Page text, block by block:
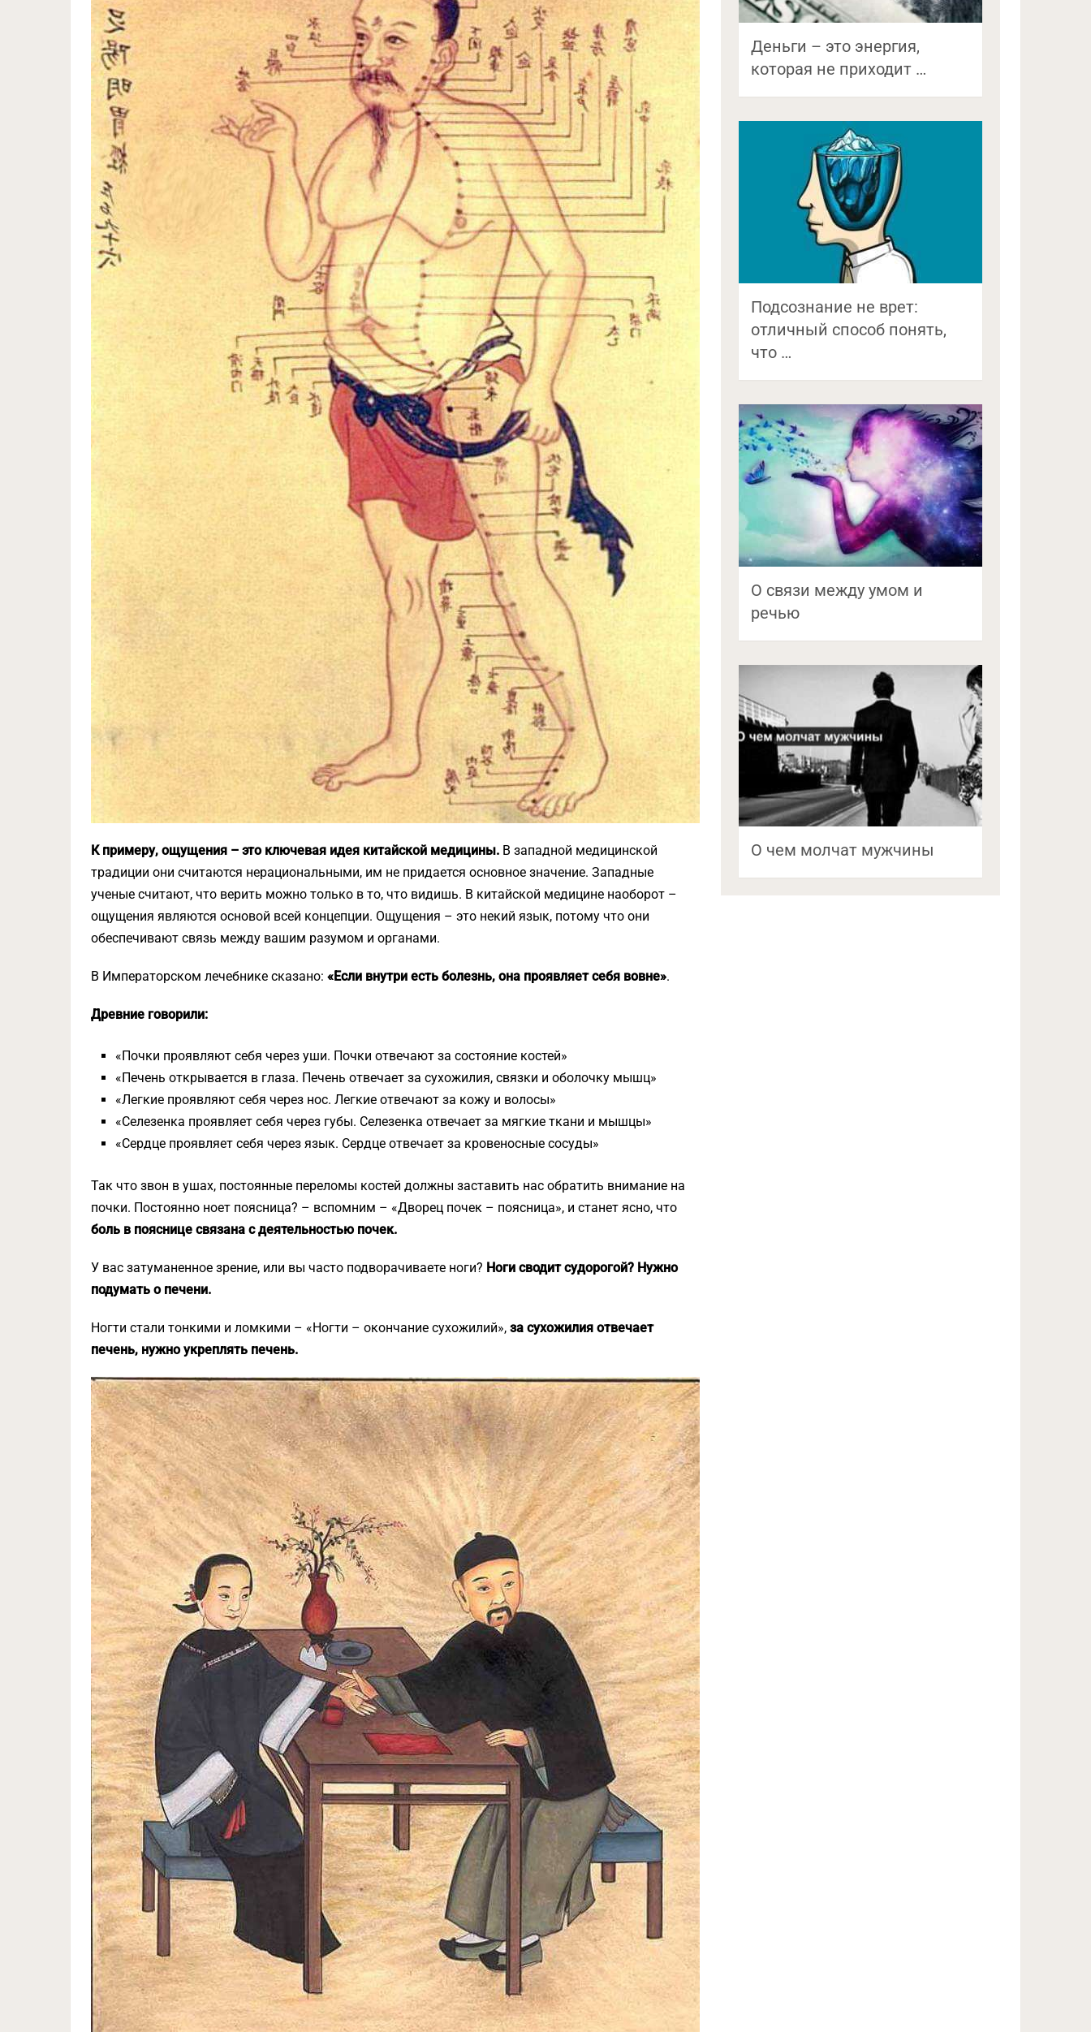
К примеру, ощущения – это ключевая идея китайской медицины. В западной медицинской
традиции они считаются нерациональными, им не придается основное значение. Западные
ученые считают, что верить можно только в то, что видишь. В китайской медицине наоборот –
ощущения являются основой всей концепции. Ощущения – это некий язык, потому что они
обеспечивают связь между вашим разумом и органами.
В Императорском лечебнике сказано: «Если внутри есть болезнь, она проявляет себя вовне».
Древние говорили:
«Почки проявляют себя через уши. Почки отвечают за состояние костей»
«Печень открывается в глаза. Печень отвечает за сухожилия, связки и оболочку мышц»
«Легкие проявляют себя через нос. Легкие отвечают за кожу и волосы»
«Селезенка проявляет себя через губы. Селезенка отвечает за мягкие ткани и мышцы»
«Сердце проявляет себя через язык. Сердце отвечает за кровеносные сосуды»
Так что звон в ушах, постоянные переломы костей должны заставить нас обратить внимание на
почки. Постоянно ноет поясница? – вспомним – «Дворец почек – поясница», и станет ясно, что
боль в пояснице связана с деятельностью почек.
У вас затуманенное зрение, или вы часто подворачиваете ноги? Ноги сводит судорогой? Нужно
подумать о печени.
Ногти стали тонкими и ломкими – «Ногти – окончание сухожилий», за сухожилия отвечает
печень, нужно укреплять печень.
Деньги – это энергия,
которая не приходит …
Подсознание не врет:
отличный способ понять,
что …
О связи между умом и
речью
О чем молчат мужчины